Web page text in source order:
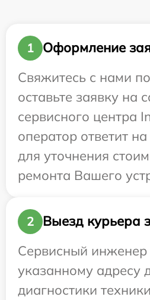
1
Оформление
Свяжитесь с нами
оставьте заявку на
сервисного центра
оператор ответит
для уточнения
ремонта Вашего
2
Выезд курьера
Сервисный инженер
указанному адресу
диагностики